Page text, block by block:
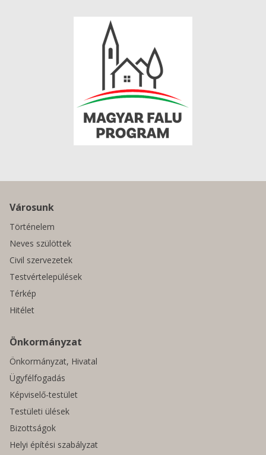
Városunk
Történelem
Neves szülöttek
Civil szervezetek
Testvértelepülések
Térkép
Hitélet
Önkormányzat
Önkormányzat, Hivatal
Ügyfélfogadás
Képviselő-testület
Testületi ülések
Bizottságok
Helyi építési szabályzat